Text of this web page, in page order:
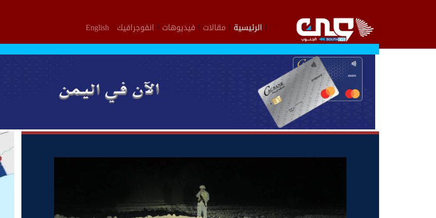
الرئيسية مقالات فيديوهات انفوجرافيك English